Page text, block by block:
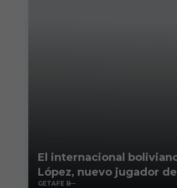
El internacional
López, nuevo jugador
GETAFE B